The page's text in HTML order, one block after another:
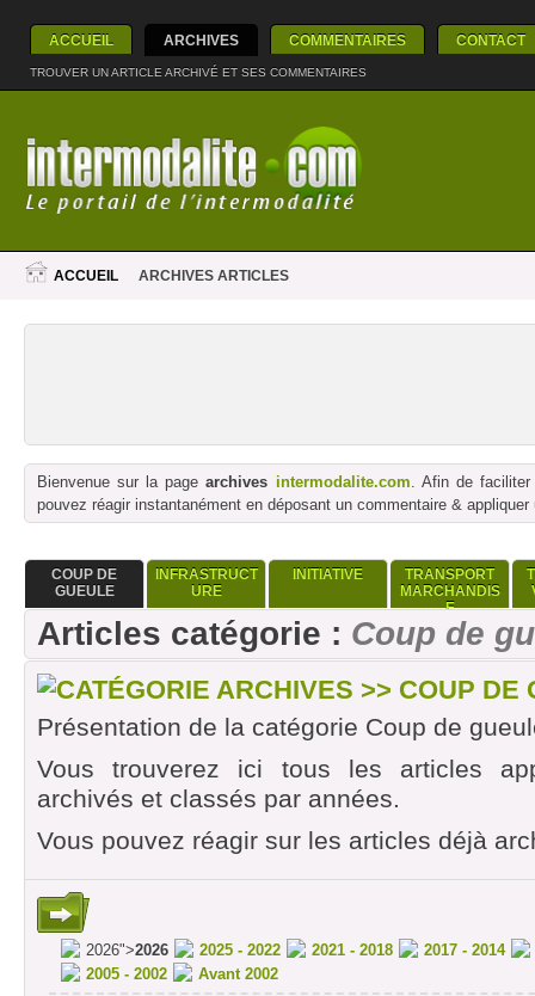
ACCUEIL ARCHIVES COMMENTAIRES CONTACT
TROUVER UN ARTICLE ARCHIVÉ ET SES COMMENTAIRES
ACCUEIL ARCHIVES ARTICLES
Bienvenue sur la pagearchives intermodalite.com. Afin de
pouvez réagir instantanément en déposant un commentaire & appliquer
COUP DE
GUEULE
INFRASTRUCT
URE
INITIATIVE
TRANSPORT
MARCHANDIS
E
Articles catégorie : Coup de
CATÉGORIE ARCHIVES >> COUP DE
Présentation de la catégorie Coup de
Vous trouverez ici tous les articles
archivés et classés par années.
Vous pouvez réagir sur les articles déjà
2026">2026 2025 - 2022 2021 - 2018
2017 - 2014
2005 - 2002
Avant 2002